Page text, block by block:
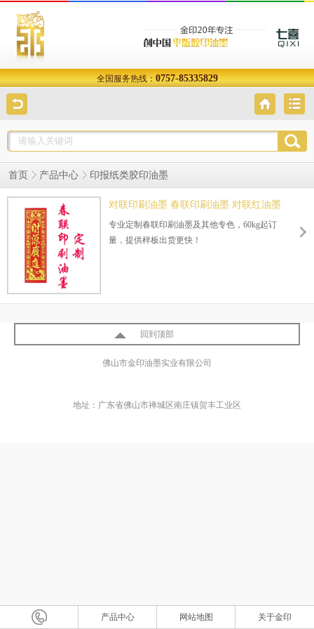
全国服务热线：0757-85335829
首页 产品中心 印报纸类胶印油墨
对联印刷油墨 春联印刷油墨 对联红油墨
厂家定制
专业定制春联印刷油墨及其他专色，60kg起订
量，提供样板出货更快！
回到顶部
佛山市金印油墨实业有限公司
地址：广东省佛山市禅城区南庄镇贺丰工业区
产品中心 网站地图 关于金印